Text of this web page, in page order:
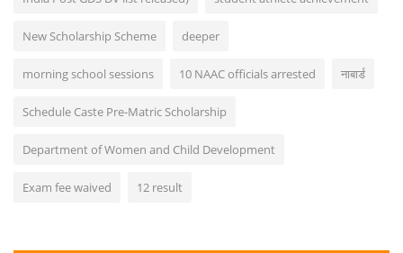
New Scholarship Scheme deeper
morning school sessions 10 NAAC officials arrested नाबार्ड
Schedule Caste Pre-Matric Scholarship
Department of Women and Child Development
Exam fee waived 12 result